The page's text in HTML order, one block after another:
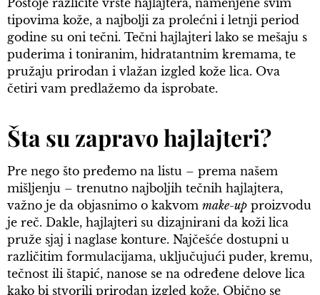
Postoje različite vrste hajlajtera, namenjene svim
tipovima kože, a najbolji za prolećni i letnji period
godine su oni tečni. Tečni hajlajteri lako se mešaju s
puderima i toniranim, hidratantnim kremama, te
pružaju prirodan i vlažan izgled kože lica. Ova
četiri vam predlažemo da isprobate.
Šta su zapravo hajlajteri?
Pre nego što pređemo na listu – prema našem
mišljenju – trenutno najboljih tečnih hajlajtera,
važno je da objasnimo o kakvom make-up proizvodu
je reč. Dakle, hajlajteri su dizajnirani da koži lica
pruže sjaj i naglase konture. Najčešće dostupni u
različitim formulacijama, uključujući puder, kremu,
tečnost ili štapić, nanose se na određene delove lica
kako bi stvorili prirodan izgled kože. Obično se